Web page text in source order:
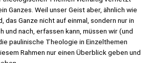
Ganzes. Weil unser Geist aber, ähnlich wie
das Ganze nicht auf einmal, sondern nur in
und nach, erfassen kann, müssen wir (und
paulinische Theologie in Einzelthemen
Rahmen nur einen Überblick geben und